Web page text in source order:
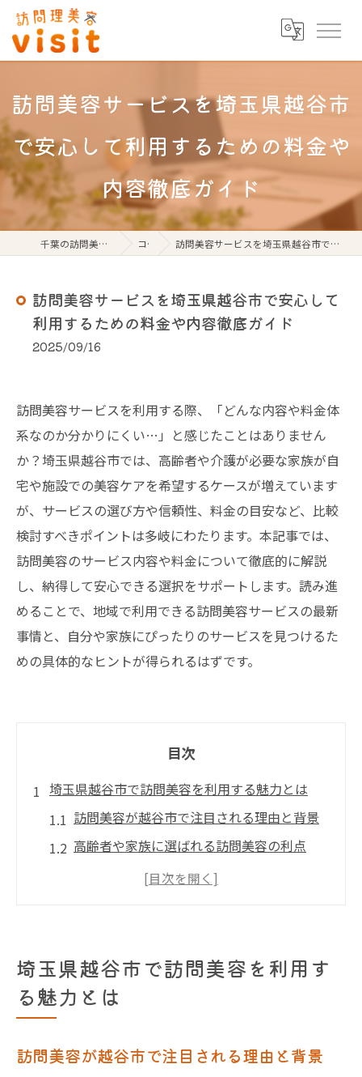
訪問美容サービスを埼玉県越谷市
で安心して利用するための料金や
内容徹底ガイド
千葉の訪問美容なら訪問理美容visit コラム 訪問美容サービスを埼玉県越谷市で安心して利用するための料金や内容徹底ガイド
訪問美容サービスを埼玉県越谷市で安心して
利用するための料金や内容徹底ガイド
2025/09/16
訪問美容サービスを利用する際、「どんな内容や料金体
系なのか分かりにくい…」と感じたことはありません
か？埼玉県越谷市では、高齢者や介護が必要な家族が自
宅や施設での美容ケアを希望するケースが増えています
が、サービスの選び方や信頼性、料金の目安など、比較
検討すべきポイントは多岐にわたります。本記事では、
訪問美容のサービス内容や料金について徹底的に解説
し、納得して安心できる選択をサポートします。読み進
めることで、地域で利用できる訪問美容サービスの最新
事情と、自分や家族にぴったりのサービスを見つけるた
めの具体的なヒントが得られるはずです。
目次
埼玉県越谷市で訪問美容を利用する魅力とは
訪問美容が越谷市で注目される理由と背景
高齢者や家族に選ばれる訪問美容の利点
訪問美容利用で叶う生活の質向上のポイン
自宅で受ける訪問美容の利便性と安心感
越谷市周辺の訪問美容最新トレンド紹介
高齢者向け訪問美容サービス選定の基準
埼玉県越谷市で訪問美容を利用す
る魅力とは
訪問美容が越谷市で注目される理由と背景